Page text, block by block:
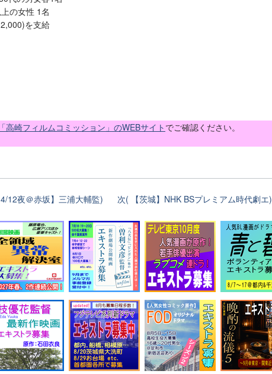
の女性 1名
を支給
「高崎フィルムコミッション」のWEBサイト でご確認ください。
12夜＠赤坂】三浦大輔監) 次( 【茨城】NHK BSプレミアム時代劇エ)